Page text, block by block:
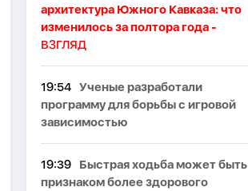
архитектура Южного Кавказа: что
изменилось за полтора года -
ВЗГЛЯД
19:54 Ученые разработали
программу для борьбы с игровой
зависимостью
19:39
Быстрая ходьба может быть
признаком более здорового